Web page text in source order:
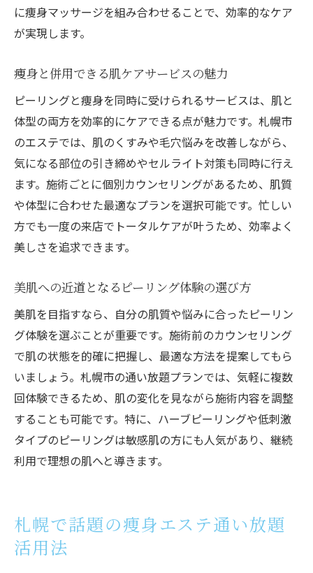
に痩身マッサージを組み合わせることで、効率的なケア
が実現します。
痩身と併用できる肌ケアサービスの魅力
ピーリングと痩身を同時に受けられるサービスは、肌と
体型の両方を効率的にケアできる点が魅力です。札幌市
のエステでは、肌のくすみや毛穴悩みを改善しながら、
気になる部位の引き締めやセルライト対策も同時に行え
ます。施術ごとに個別カウンセリングがあるため、肌質
や体型に合わせた最適なプランを選択可能です。忙しい
方でも一度の来店でトータルケアが叶うため、効率よく
美しさを追求できます。
美肌への近道となるピーリング体験の選び方
美肌を目指すなら、自分の肌質や悩みに合ったピーリン
グ体験を選ぶことが重要です。施術前のカウンセリング
で肌の状態を的確に把握し、最適な方法を提案してもら
いましょう。札幌市の通い放題プランでは、気軽に複数
回体験できるため、肌の変化を見ながら施術内容を調整
することも可能です。特に、ハーブピーリングや低刺激
タイプのピーリングは敏感肌の方にも人気があり、継続
利用で理想の肌へと導きます。
札幌で話題の痩身エステ通い放題
活用法